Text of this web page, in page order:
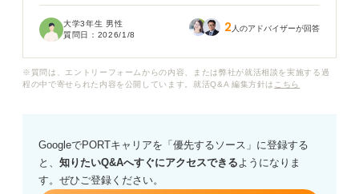
ぐに連絡するべきでしょうか？ その際、具体的な遅延時
電車遅延で面接に遅れそうなときの適切な連絡のタイミ
ングや伝え方について、具体的なアドバイスをお願いし
大学3年生 男性
質問日： 2026/1/8 2 人のアドバイザーが回答
※質問は、エントリーフォームからの内容、または弊社が就活相談を実施する過
程の中で寄せられた内容を公開しています。就活Q&A 編集方針は こちら
GoogleでPORTキャリアを「優先するソース」に登録する
と、 知りたいQ&Aへすぐにアクセスできるようになりま
す。ぜひご登録ください。